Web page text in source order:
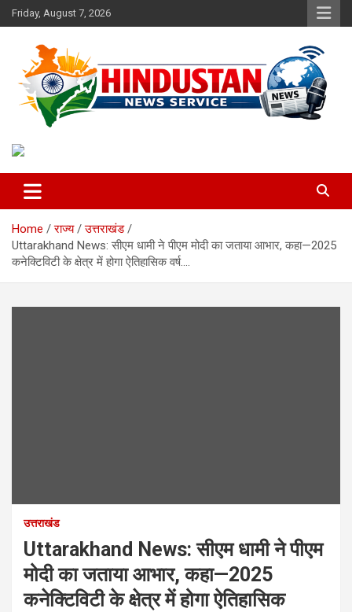
Skip
to
Friday, August 7, 2026
Hindustan News Service
Home राज्य
उत्तराखंड
Uttarakhand News: सीएम धामी ने पीएम मोदी का जताया आभार, कहा—2025
कनेक्टिविटी के क्षेत्र में होगा ऐतिहासिक वर्ष….
उत्तराखंड
Uttarakhand News: सीएम धामी ने पीएम
मोदी का जताया आभार, कहा—2025
कनेक्टिविटी के क्षेत्र में होगा ऐतिहासिक